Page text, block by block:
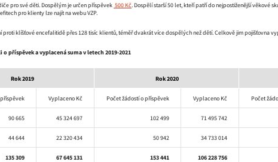
pro své děti. Dospělým je určen příspěvek 500 Kč. Dospělí starší 50 let, kteří patří do nejpostiženější věkové
pro klienty lze najít na webu VZP.
proti klíšťové encefalitidě přes 128 tisíc klientů, téměř dvakrát více dospělých než dětí. Celkově jim pojišťovna
příspěvek a vyplacená suma v letech 2019-2021
Rok 2019 Rok 2020
Vyplaceno Kč Počet žádostí o příspěvek Vyplaceno Kč Počet
90 665 45 324 697 102 499 71 495 742
44 644 22 320 434 50 942 34 733 014
135 309 67 645 131 153 441 106 228 756